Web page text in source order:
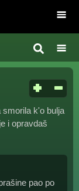
smorila k'o bulja
i opravdaš
pao po